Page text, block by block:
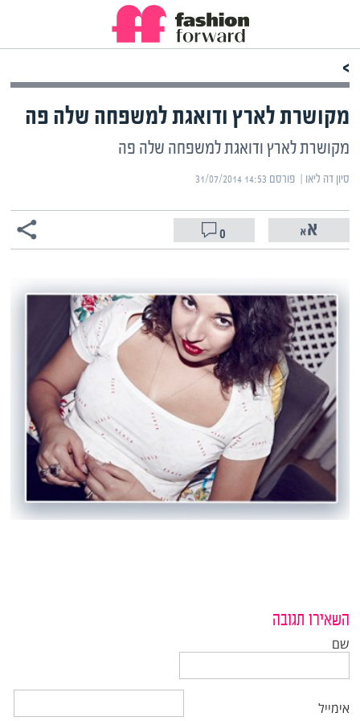
>
מקושרת לארץ ודואגת למשפחה שלה פה
מקושרת לארץ ודואגת למשפחה שלה פה
סיון דה ליאו | ‏פורסם ‎31/07/2014 14:53
0
השאירו תגובה
שם
אימייל